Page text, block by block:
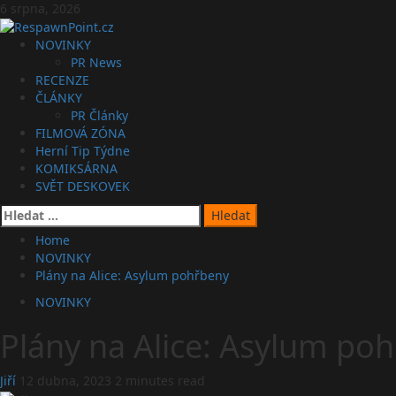
Skip
to
content
6 srpna, 2026
PrimaryNOVINKY
PR News
RECENZE
ČLÁNKY
PR Články
FILMOVÁ ZÓNA
Herní Tip Týdne
KOMIKSÁRNA
SVĚT DESKOVEK
Vyhledávání
Home
NOVINKY
Plány na Alice: Asylum pohřbeny
NOVINKY
Plány na Alice: Asylum
Jiří 12 dubna, 2023 2 minutes read